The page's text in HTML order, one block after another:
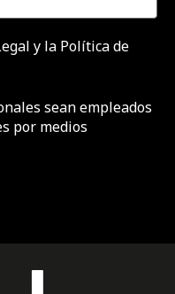
y la Política de
sean empleados
por medios